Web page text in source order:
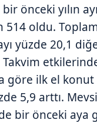
önceki yılın
514 oldu.
yüzde 20,1
göre ilk el konut
5,9 arttı.
bir önceki aya